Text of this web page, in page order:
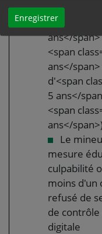
Enregistrer
La peine
ans</
<span
ans</
d'<span
5 ans</
<span
ans</
Le
mesure
culpabilité
moins d'un
refusé de
de
digitale